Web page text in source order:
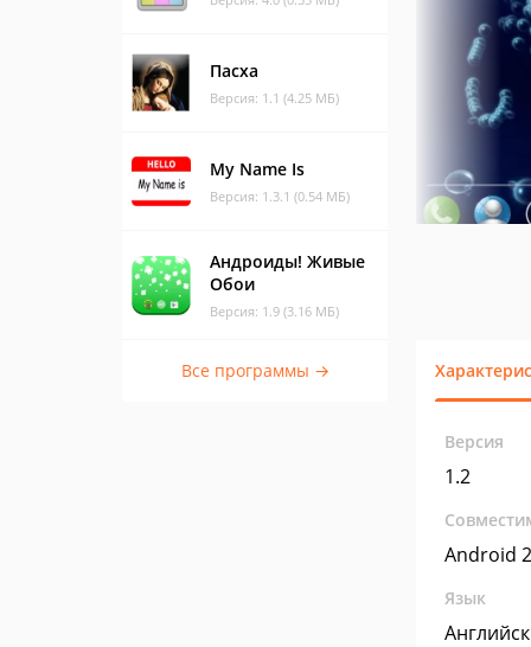
Пасха
Версия: 1.1 (4.25 МБ)
My Name Is
Версия: 1.3.1 (0.54 МБ)
Андроиды! Живые
Обои
Версия: 1.9 (3.16 МБ)
Все программы →
Версия
1.2
Android
Язык